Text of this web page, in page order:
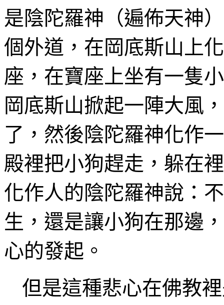
是陰陀羅神（遍佈天神
個外道，在岡底斯山上
座 ，在寶座上坐有一隻
岡底斯山掀起一陣大風
了，然後陰陀羅神化作
殿裡把小狗趕走，躲在
化作人的陰陀羅神說：
生，還是讓小狗在那邊，
心的發起。
但是這種悲心在佛教